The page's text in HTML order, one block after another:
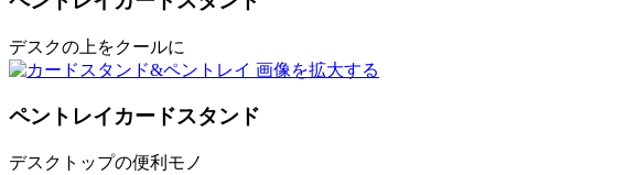
デスクの上をクールに
画像を拡大する
ペントレイカードスタンド
デスクトップの便利モノ